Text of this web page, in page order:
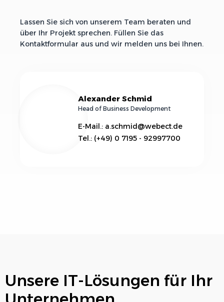
Lassen Sie sich von unserem Team beraten und
über Ihr Projekt sprechen. Füllen Sie das
Kontaktformular aus und wir melden uns bei Ihnen.
Alexander Schmid
Head of Business Development
E-Mail.: a.schmid@webect.de
Tel.: (+49) 0 7195 - 92997700
Unsere IT-Lösungen für Ihr